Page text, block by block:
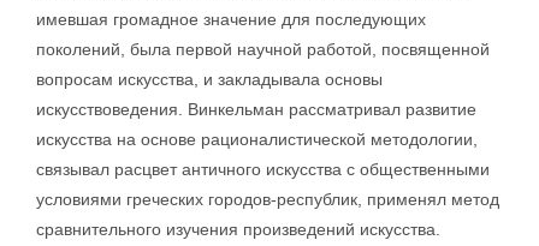
имевшая громадное значение для последующих
поколений, была первой научной работой, посвященной
вопросам искусства, и закладывала основы
искусствоведения. Винкельман рассматривал развитие
искусства на основе рационалистической методологии,
связывал расцвет античного искусства с общественными
условиями греческих городов-республик, применял метод
сравнительного изучения произведений искусства.